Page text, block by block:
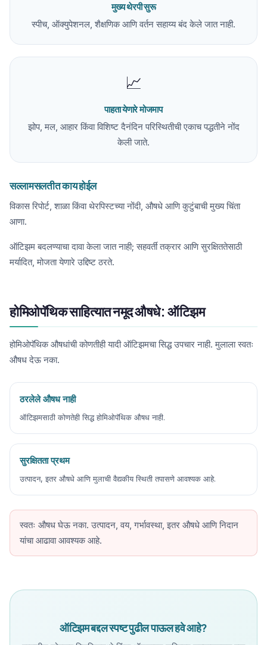
मुख्य थेरपी सुरू
स्पीच, ऑक्युपेशनल, शैक्षणिक आणि वर्तन सहाय्य बंद केले जात नाही.
📈
पाहता येणारे मोजमाप
झोप, मल, आहार किंवा विशिष्ट दैनंदिन परिस्थितीची एकाच पद्धतीने नोंद
केली जाते.
सल्लामसलतीत काय होईल
विकास रिपोर्ट, शाळा किंवा थेरपिस्टच्या नोंदी, औषधे आणि कुटुंबाची मुख्य चिंता
आणा.
ऑटिझम बदलण्याचा दावा केला जात नाही; सहवर्ती तक्रार आणि सुरक्षिततेसाठी
मर्यादित, मोजता येणारे उद्दिष्ट ठरते.
होमिओपॅथिक साहित्यात नमूद औषधे: ऑटिझम
होमिओपॅथिक औषधांची कोणतीही यादी ऑटिझमचा सिद्ध उपचार नाही. मुलाला स्वतः
औषध देऊ नका.
ठरलेले औषध नाही
ऑटिझमसाठी कोणतेही सिद्ध होमिओपॅथिक औषध नाही.
सुरक्षितता प्रथम
उत्पादन, इतर औषधे आणि मुलाची वैद्यकीय स्थिती तपासणे आवश्यक आहे.
स्वतः औषध घेऊ नका. उत्पादन, वय, गर्भावस्था, इतर औषधे आणि निदान
यांचा आढावा आवश्यक आहे.
ऑटिझम बद्दल स्पष्ट पुढील पाऊल हवे आहे?